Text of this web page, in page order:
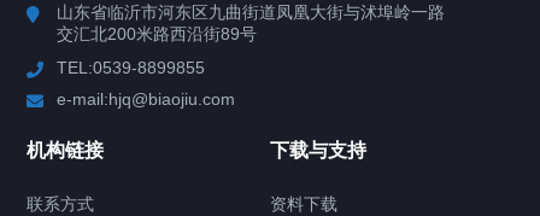
山东省临沂市河东区九曲街道凤凰大街与沭埠岭一路
交汇北200米路西沿街89号
TEL:0539-8899855
e-mail:hjq@biaojiu.com
机构链接
联系方式
下载与支持
资料下载